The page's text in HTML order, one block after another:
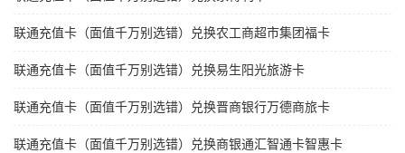
联通充值卡（面值千万别选错）兑换农工商超市集团福卡
联通充值卡（面值千万别选错）兑换易生阳光旅游卡
联通充值卡（面值千万别选错）兑换晋商银行万德商旅卡
联通充值卡（面值千万别选错）兑换商银通汇智通卡智惠卡